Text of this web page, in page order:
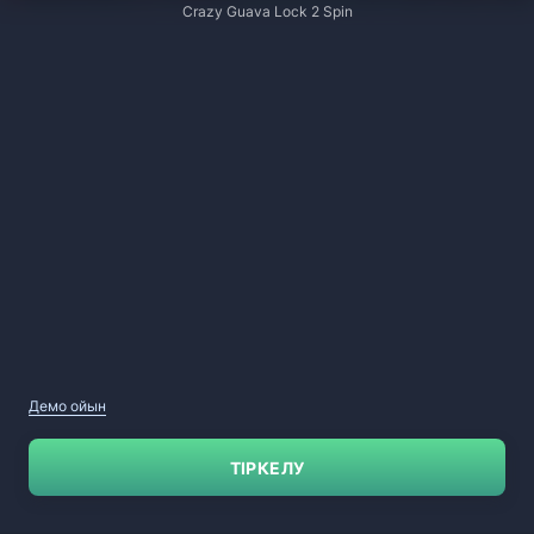
Crazy Guava Lock 2 Spin
Демо ойын
ТІРКЕЛУ